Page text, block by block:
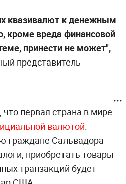
квазивалют к денежным
кроме вреда финансовой
принести не может",
представитель
первая страна в мире
валютой.
граждане Сальвадора
приобретать товары
транзакций будет